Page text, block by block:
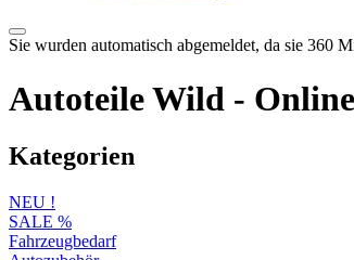
Sie wurden automatisch abgemeldet, da sie 360
Autoteile Wild -
Kategorien
NEU !
SALE %
Fahrzeugbedarf